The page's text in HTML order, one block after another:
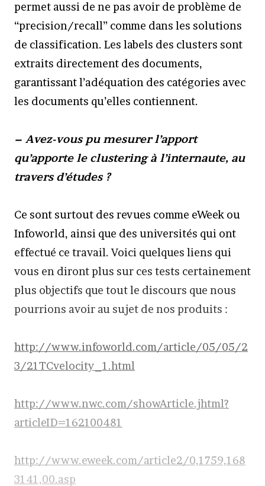
permet aussi de ne pas avoir de problème de
“precision/recall” comme dans les solutions
de classification. Les labels des clusters sont
extraits directement des documents,
garantissant l’adéquation des catégories avec
les documents qu’elles contiennent.
– Avez-vous pu mesurer l’apport
qu’apporte le clustering à l’internaute, au
travers d’études ?
Ce sont surtout des revues comme eWeek ou
Infoworld, ainsi que des universités qui ont
effectué ce travail. Voici quelques liens qui
vous en diront plus sur ces tests certainement
plus objectifs que tout le discours que nous
pourrions avoir au sujet de nos produits :
http://www.infoworld.com/article/05/05/2
3/21TCvelocity_1.html
http://www.nwc.com/showArticle.jhtml?
articleID=162100481
http://www.eweek.com/article2/0,1759,168
3141,00.asp